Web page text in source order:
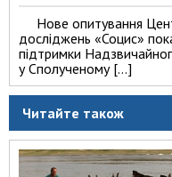
Нове опитування
досліджень «Социс»
підтримки
у Сполученому […]
Читайте також